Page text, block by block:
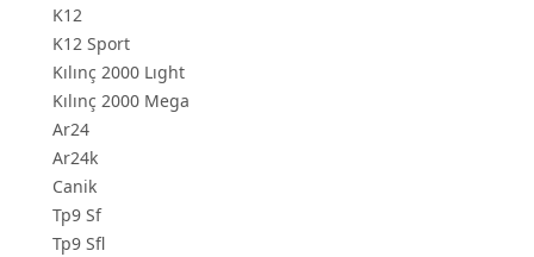
K12
K12 Sport
Kılınç 2000 Lıght
Kılınç 2000 Mega
Ar24
Ar24k
Canik
Tp9 Sf
Tp9 Sfl